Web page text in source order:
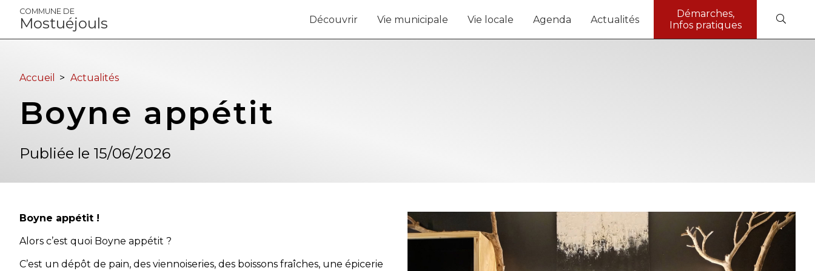
Panneau de gestion des cookies
COMMUNE DE
Mostuéjouls Découvrir Vie municipale Vie locale Agenda Actualités
Démarches,
Infos pratiques
Accueil > Actualités
Boyne appétit
Publiée le 15/06/2026
Boyne appétit !
Alors c’est quoi Boyne appétit ?
C’est un dépôt de pain, des viennoiseries, des boissons fraîches, une épicerie